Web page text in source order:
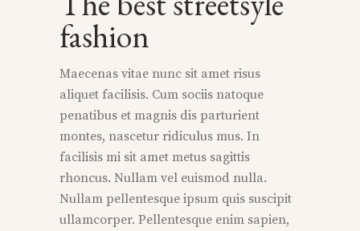
fashion
Maecenas vitae nunc sit amet risus
aliquet facilisis. Cum sociis natoque
penatibus et magnis dis parturient
montes, nascetur ridiculus mus. In
facilisis mi sit amet metus sagittis
rhoncus. Nullam vel euismod nulla.
Nullam pellentesque ipsum quis suscipit
ullamcorper. Pellentesque enim sapien,